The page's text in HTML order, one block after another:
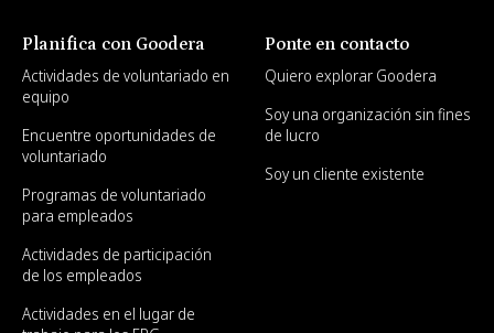
Planifica con Goodera
Actividades de voluntariado en
equipo
Encuentre oportunidades de
voluntariado
Programas de voluntariado
para empleados
Actividades de participación
de los empleados
Actividades en el lugar de
Ponte en contacto
Quiero explorar Goodera
Soy una organización sin fines
de lucro
Soy un cliente existente